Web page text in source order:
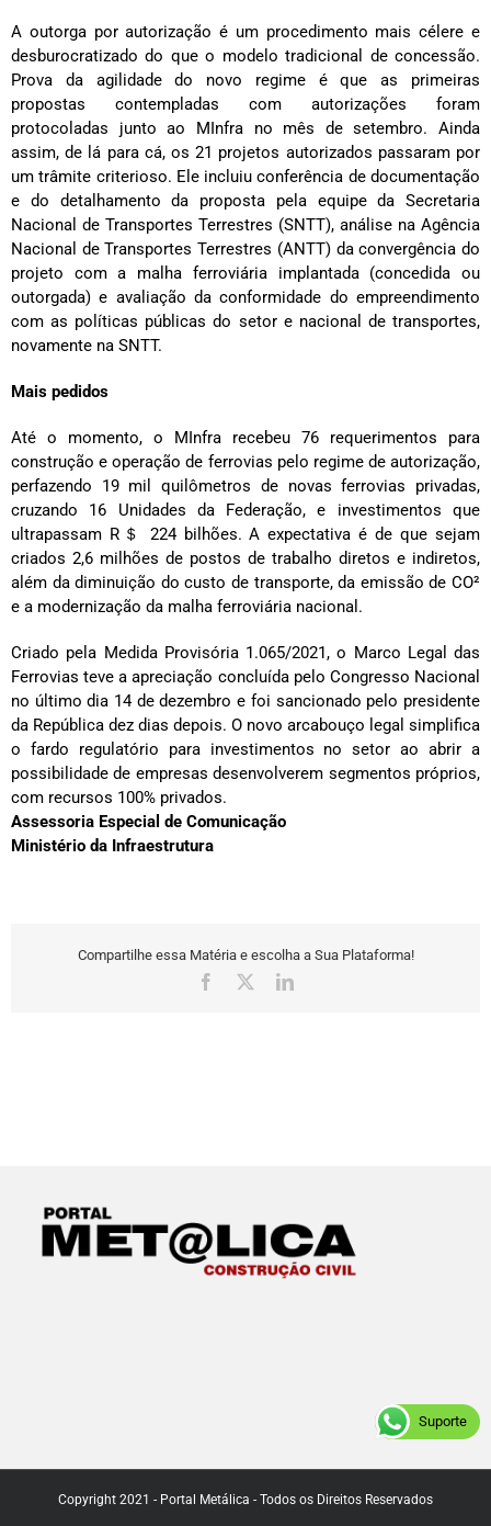
A outorga por autorização é um procedimento mais célere e
desburocratizado do que o modelo tradicional de concessão.
Prova da agilidade do novo regime é que as primeiras
propostas contempladas com autorizações foram
protocoladas junto ao MInfra no mês de setembro. Ainda
assim, de lá para cá, os 21 projetos autorizados passaram por
um trâmite criterioso. Ele incluiu conferência de documentação
e do detalhamento da proposta pela equipe da Secretaria
Nacional de Transportes Terrestres (SNTT), análise na Agência
Nacional de Transportes Terrestres (ANTT) da convergência do
projeto com a malha ferroviária implantada (concedida ou
outorgada) e avaliação da conformidade do empreendimento
com as políticas públicas do setor e nacional de transportes,
novamente na SNTT.
Mais pedidos
Até o momento, o MInfra recebeu 76 requerimentos para
construção e operação de ferrovias pelo regime de autorização,
perfazendo 19 mil quilômetros de novas ferrovias privadas,
cruzando 16 Unidades da Federação, e investimentos que
ultrapassam R＄ 224 bilhões. A expectativa é de que sejam
criados 2,6 milhões de postos de trabalho diretos e indiretos,
além da diminuição do custo de transporte, da emissão de CO²
e a modernização da malha ferroviária nacional.
Criado pela Medida Provisória 1.065/2021, o Marco Legal das
Ferrovias teve a apreciação concluída pelo Congresso Nacional
no último dia 14 de dezembro e foi sancionado pelo presidente
da República dez dias depois. O novo arcabouço legal simplifica
o fardo regulatório para investimentos no setor ao abrir a
possibilidade de empresas desenvolverem segmentos próprios,
com recursos 100% privados.
Assessoria Especial de Comunicação
Ministério da Infraestrutura
Compartilhe essa Matéria e escolha a Sua Plataforma!
Facebook LinkedIn
Copyright 2021 - Portal Metálica - Todos os Direitos Reservados
Suporte